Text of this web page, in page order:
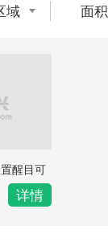
域 面积
醒目可
详情